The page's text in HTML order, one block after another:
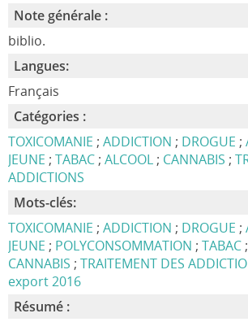
Note générale :
biblio.
Langues:
Français
Catégories :
TOXICOMANIE ; ADDICTION ; DROGUE ;
JEUNE ; TABAC; ALCOOL; CANNABIS ;
ADDICTIONS
Mots-clés:
TOXICOMANIE ; ADDICTION ; DROGUE ;
JEUNE ; POLYCONSOMMATION ; TABAC ;
CANNABIS ; TRAITEMENT DES
export 2016
Résumé :